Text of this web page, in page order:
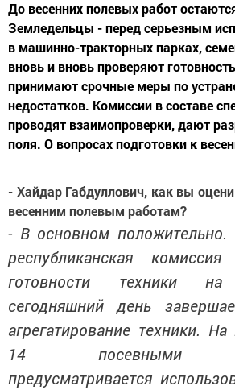
До весенних полевых работ
Земледельцы - перед серьезным
в машинно-тракторных парках,
вновь и вновь проверяют
принимают срочные меры по
недостатков. Комиссии в составе
проводят взаимопроверки, дают
поля. О вопросах подготовки к
- Хайдар Габдуллович, как вы
весенним полевым работам?
- В основном положительно.
республиканская
готовности техники
сегодняшний день
агрегатирование техники.
14 посевными
предусматривается